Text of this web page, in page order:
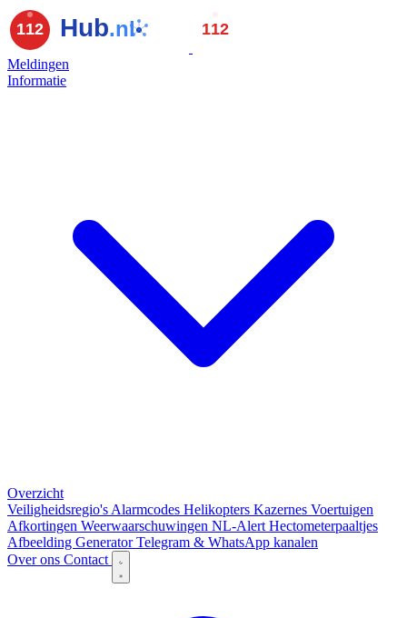
Meldingen
Informatie
Overzicht
Veiligheidsregio's Alarmcodes Helikopters Kazernes Voertuigen
Afkortingen Weerwaarschuwingen NL-Alert Hectometerpaaltjes
Afbeelding GeneratorTelegram & WhatsApp kanalen
Over ons Contact